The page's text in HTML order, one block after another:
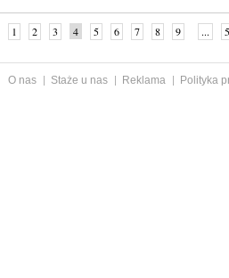
1 2 3 4 5 6 7 8 9 ...
O nas Staże u nas Reklama
Polityka